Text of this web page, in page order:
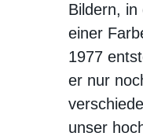
Bildern, in
einer
1977
er nur
unser